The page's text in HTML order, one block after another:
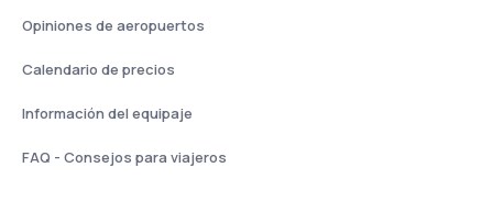
Opiniones de aeropuertos
Calendario de precios
Información del equipaje
FAQ - Consejos para viajeros